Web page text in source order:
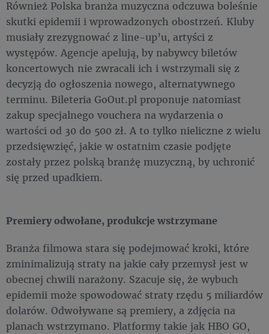
Również Polska branża muzyczna odczuwa boleśnie
skutki epidemii i wprowadzonych obostrzeń. Kluby
musiały zrezygnować z line-up’u, artyści z
występów. Agencje apelują, by nabywcy biletów
koncertowych nie zwracali ich i wstrzymali się z
decyzją do ogłoszenia nowego, alternatywnego
terminu. Bileteria GoOut.pl proponuje natomiast
zakup specjalnego vouchera na wydarzenia o
wartości od 30 do 500 zł. A to tylko nieliczne z wielu
przedsięwzięć, jakie w ostatnim czasie podjęte
zostały przez polską branżę muzyczną, by uchronić
się przed upadkiem.
Premiery odwołane, produkcje wstrzymane
Branża filmowa stara się podejmować kroki, które
zminimalizują straty na jakie cały przemysł jest w
obecnej chwili narażony. Szacuje się, że wybuch
epidemii może spowodować straty rzędu 5 miliardów
dolarów. Odwoływane są premiery, a zdjęcia na
planach wstrzymano. Platformy takie jak HBO GO,